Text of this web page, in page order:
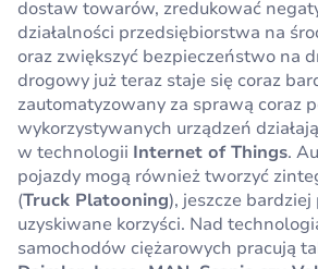
dostaw towarów, zredukować
działalności przedsiębiorstwa na
oraz zwiększyć bezpieczeństwo na
drogowy już teraz staje się coraz
zautomatyzowany za sprawą coraz
wykorzystywanych urządzeń
w technologii Internet of Things.
pojazdy mogą również tworzyć
(Truck Platooning), jeszcze
uzyskiwane korzyści. Nad
samochodów ciężarowych pracują